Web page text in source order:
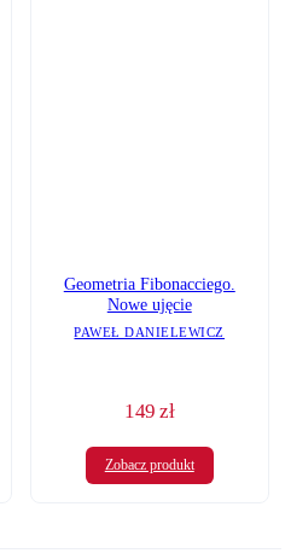
Geometria Fibonacciego.
Nowe ujęcie
PAWEŁ DANIELEWICZ
149zł
Zobacz produkt